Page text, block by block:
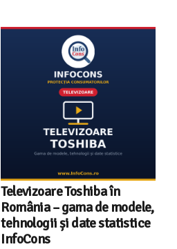
InfoCons – 243 de
documente de acreditare
pentru certificatele verzi
din energia electrică